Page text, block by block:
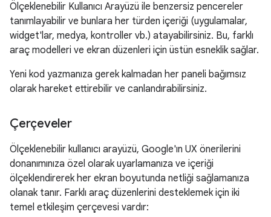
Ölçeklenebilir Kullanıcı Arayüzü ile benzersiz pencereler
tanımlayabilir ve bunlara her türden içeriği (uygulamalar,
widget'lar, medya, kontroller vb.) atayabilirsiniz. Bu, farklı
araç modelleri ve ekran düzenleri için üstün esneklik sağlar.
Yeni kod yazmanıza gerek kalmadan her paneli bağımsız
olarak hareket ettirebilir ve canlandırabilirsiniz.
Çerçeveler
Ölçeklenebilir kullanıcı arayüzü, Google'ın UX önerilerini
donanımınıza özel olarak uyarlamanıza ve içeriği
ölçeklendirerek her ekran boyutunda netliği sağlamanıza
olanak tanır. Farklı araç düzenlerini desteklemek için iki
temel etkileşim çerçevesi vardır: